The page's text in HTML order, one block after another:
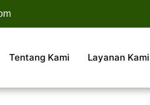
Tentang Kami Layanan Kami